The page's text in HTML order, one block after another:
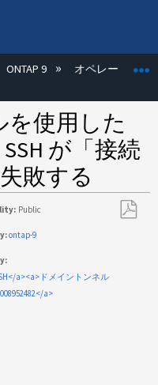
/折りたたむ
ONTAP 9 オペレーティン
を使用した
が「接続
敗する
Public
ontap-9
a><a>ドメイントンネル
a>